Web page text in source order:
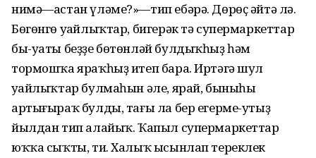
нимә—астан үләме?»—тип ебәрә. Дөрөҫ әйтә лә.
Бөгөнгө уңайлыҡтар, бигерәк тә супермаркеттар
бы-уаты беҙҙе бөтөнләй булдыҡһыҙ һәм
тормошҡа яраҡһыҙ итеп бара. Иртәгә шул
уңайлыҡтар булмаһын әле, ярай, быныһы
артығыраҡ булды, тағы ла бер егерме-утыҙ
йылдан тип алайыҡ. Ҡапыл супермаркеттар
юҡҡа сыҡты, ти. Халыҡ ысынлап тереклек